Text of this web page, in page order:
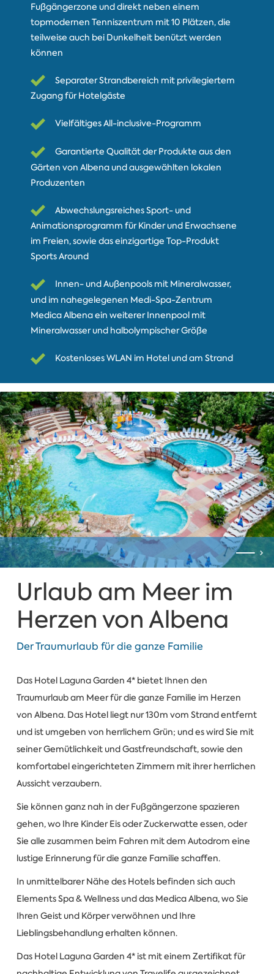
Fußgängerzone und direkt neben einem
topmodernen Tenniszentrum mit 10 Plätzen, die
teilweise auch bei Dunkelheit benützt werden
können
Separater Strandbereich mit privilegiertem
Zugang für Hotelgäste
Vielfältiges All-inclusive-Programm
Garantierte Qualität der Produkte aus den
Gärten von Albena und ausgewählten lokalen
Produzenten
Abwechslungsreiches Sport- und
Animationsprogramm für Kinder und Erwachsene
im Freien, sowie das einzigartige Top-Produkt
Sports Around
Innen- und Außenpools mit Mineralwasser,
und im nahegelegenen Medi-Spa-Zentrum
Medica Albena ein weiterer Innenpool mit
Mineralwasser und halbolympischer Größe
Kostenloses WLAN im Hotel und am Strand
Urlaub am Meer im
Herzen von Albena
Der Traumurlaub für die ganze Familie
Das Hotel Laguna Garden 4* bietet Ihnen den
Traumurlaub am Meer für die ganze Familie im Herzen
von Albena. Das Hotel liegt nur 130m vom Strand entfernt
und ist umgeben von herrlichem Grün; und es wird Sie mit
seiner Gemütlichkeit und Gastfreundschaft, sowie den
komfortabel eingerichteten Zimmern mit ihrer herrlichen
Aussicht verzaubern.
Sie können ganz nah in der Fußgängerzone spazieren
gehen, wo Ihre Kinder Eis oder Zuckerwatte essen, oder
Sie alle zusammen beim Fahren mit dem Autodrom eine
lustige Erinnerung für die ganze Familie schaffen.
In unmittelbarer Nähe des Hotels befinden sich auch
Elements Spa & Wellness und das Medica Albena, wo Sie
Ihren Geist und Körper verwöhnen und Ihre
Lieblingsbehandlung erhalten können.
Das Hotel Laguna Garden 4* ist mit einem Zertifikat für